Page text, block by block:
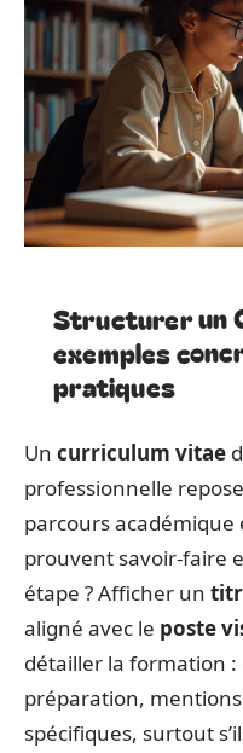
Structurer un
exemples
pratiques
Un curriculum vitae
professionnelle
parcours académique
prouvent savoir-faire
étape ? Afficher un
aligné avec le poste
détailler la formation
préparation,
spécifiques, surtout